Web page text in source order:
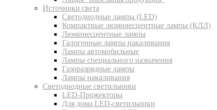
Источники света
Светодиодные лампы (LED)
Компактные люминесцентные лампы (КЛЛ)
Люминесцентные лампы
Галогенные лампы накаливания
Лампы автомобильные
Лампы специального назначения
Газоразрядные лампы
Лампы накаливания
Светодиодные светильники
LED-Прожекторы
Для дома LED-светильники